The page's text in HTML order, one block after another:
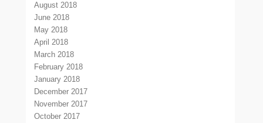
August 2018
June 2018
May 2018
April 2018
March 2018
February 2018
January 2018
December 2017
November 2017
October 2017